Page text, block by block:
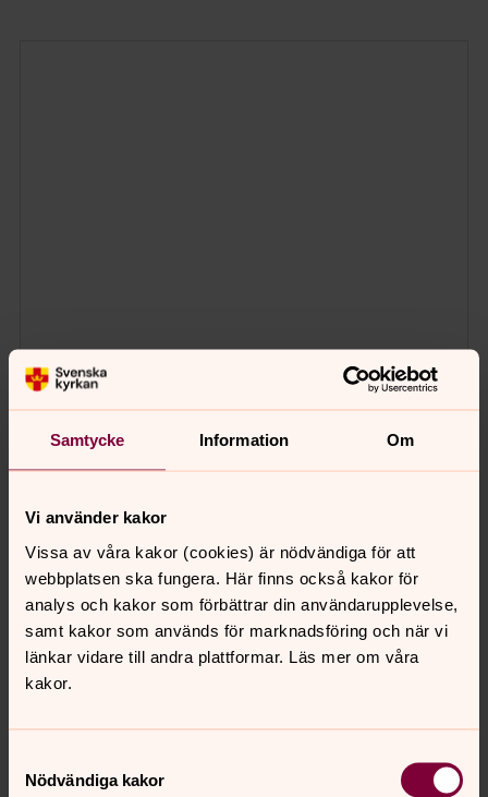
Samtycke Information Om
Vi använder kakor
Vissa av våra kakor (cookies) är nödvändiga för att
webbplatsen ska fungera. Här finns också kakor för
analys och kakor som förbättrar din användarupplevelse,
samt kakor som används för marknadsföring och när vi
länkar vidare till andra plattformar. Läs mer om våra
kakor.
Nödvändiga kakor